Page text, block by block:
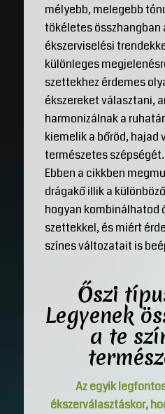
mélyebb, melegebb
tökéletes összhangban
ékszerviselési
különleges
szettekhez érdemes
ékszereket választani,
harmonizálnak a
kiemelik a bőröd, hajad
természetes szépségét.
Ebben a cikkben
drágakő illik a
hogyan kombinálhatod
szettekkel, és miért
színes változatait is
Őszi
Legyenek
a te
Az egyik
ékszerválasztáskor,